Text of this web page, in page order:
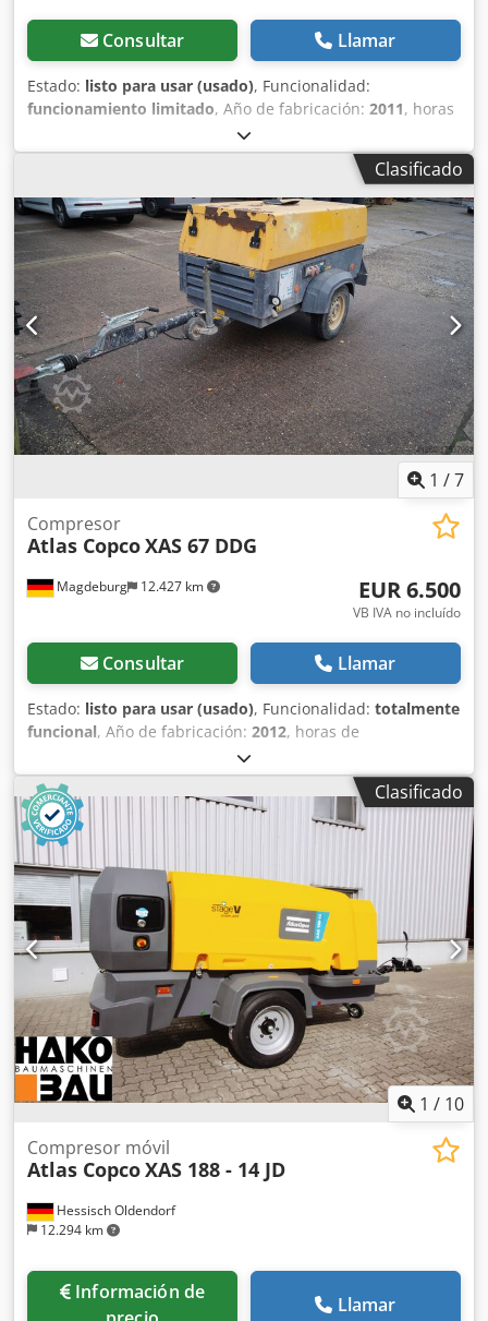
Consultar Llamar
Estado: listo para usar (usado), Funcionalidad:
funcionamiento limitado, Año de fabricación: 2011, horas
, Equipamiento:
Compresor Atlas Copco XAS 67 DDG, año de fabricación
2011, 1192 horas de funcionamiento, caudal volumétrico
3,5 m³, alimentación de emergencia 12,5 kVA, conexiones 1
x 230 voltios, 2 x 400 voltios, número de serie
YA3062566B0165583, homologación disponible, el fusible
se funde al conectar la alimentación de emergencia, filtro
de hollín aguas abajo SMF-MR Dcodpfx Aisv Rbufe Rok
Clasificado
1 /7
Magdeburg 12.427 km
Compresor
Atlas CopcoXAS 67 DDG
EUR 6.500
VB IVA no incluído
Consultar Llamar
Estado: listo para usar (usado), Funcionalidad: totalmente
funcional, Año de fabricación: 2012, horas de
, Compresor Atlas Copco XAS 67
DDG, año de fabricación 2012, 1680 horas de servicio,
caudal volumétrico 3,5 m³, potencia de emergencia 12,5
Kva, conexiones 1 x 230 Volt, 2 x 400 Volt, Nº de serie
YA3062560C0250310 Djdpfju Dh Tlex Ai Rsck
Clasificado
1 / 10
Hessisch Oldendorf
12.294 km
Compresor móvil
Atlas CopcoXAS 188 - 14 JD
Información de
Llamar